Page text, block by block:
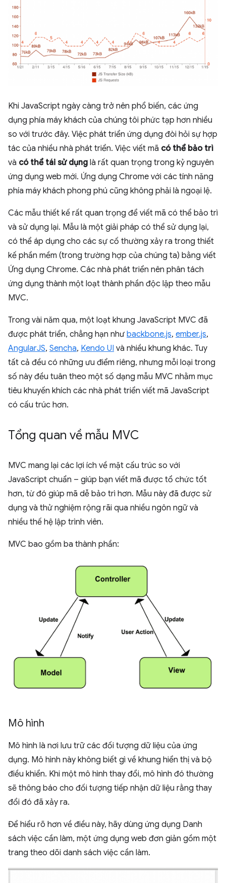
Khi JavaScript ngày càng trở nên phổ biến, các ứng
dụng phía máy khách của chúng tôi phức tạp hơn nhiều
so với trước đây. Việc phát triển ứng dụng đòi hỏi sự hợp
tác của nhiều nhà phát triển. Việc viết mã có thể bảo trì
và có thể tái sử dụng là rất quan trọng trong kỷ nguyên
ứng dụng web mới. Ứng dụng Chrome với các tính năng
phía máy khách phong phú cũng không phải là ngoại lệ.
Các mẫu thiết kế rất quan trọng để viết mã có thể bảo trì
và sử dụng lại. Mẫu là một giải pháp có thể sử dụng lại,
có thể áp dụng cho các sự cố thường xảy ra trong thiết
kế phần mềm (trong trường hợp của chúng ta) bằng viết
Ứng dụng Chrome. Các nhà phát triển nên phân tách
ứng dụng thành một loạt thành phần độc lập theo mẫu
MVC.
Trong vài năm qua, một loạt khung JavaScript MVC đã
được phát triển, chẳng hạn như backbone.js, ember.js,
AngularJS, Sencha, Kendo UI và nhiều khung khác. Tuy
tất cả đều có những ưu điểm riêng, nhưng mỗi loại trong
số này đều tuân theo một số dạng mẫu MVC nhằm mục
tiêu khuyến khích các nhà phát triển viết mã JavaScript
có cấu trúc hơn.
Tổng quan về mẫu MVC
MVC mang lại các lợi ích về mặt cấu trúc so với
JavaScript chuẩn – giúp bạn viết mã được tổ chức tốt
hơn, từ đó giúp mã dễ bảo trì hơn. Mẫu này đã được sử
dụng và thử nghiệm rộng rãi qua nhiều ngôn ngữ và
nhiều thế hệ lập trình viên.
MVC bao gồm ba thành phần:
Mô hình
Mô hình là nơi lưu trữ các đối tượng dữ liệu của ứng
dụng. Mô hình này không biết gì về khung hiển thị và bộ
điều khiển. Khi một mô hình thay đổi, mô hình đó thường
sẽ thông báo cho đối tượng tiếp nhận dữ liệu rằng thay
đổi đó đã xảy ra.
Để hiểu rõ hơn về điều này, hãy dùng ứng dụng Danh
sách việc cần làm, một ứng dụng web đơn giản gồm một
trang theo dõi danh sách việc cần làm.